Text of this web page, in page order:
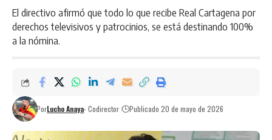
El directivo afirmó que todo lo que recibe Real Cartagena por
derechos televisivos y patrocinios, se está destinando 100%
a la nómina.
PorLucho Anaya- Codirector Publicado 20 de mayo de 2026